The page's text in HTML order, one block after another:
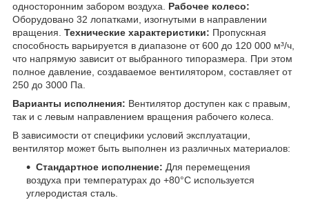
односторонним забором воздуха. Рабочее колесо:
Оборудовано 32 лопатками, изогнутыми в направлении
вращения. Технические характеристики: Пропускная
способность варьируется в диапазоне от 600 до 120 000 м³/ч,
что напрямую зависит от выбранного типоразмера. При этом
полное давление, создаваемое вентилятором, составляет от
250 до 3000 Па.
Варианты исполнения: Вентилятор доступен как с правым,
так и с левым направлением вращения рабочего колеса.
В зависимости от специфики условий эксплуатации,
вентилятор может быть выполнен из различных материалов:
Стандартное исполнение: Для перемещения
воздуха при температурах до +80°C используется
углеродистая сталь.